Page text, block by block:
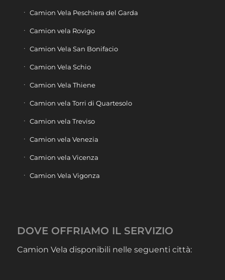
Camion Vela Peschiera del Garda
Camion vela Rovigo
Camion Vela San Bonifacio
Camion Vela Schio
Camion Vela Thiene
Camion vela Torri di Quartesolo
Camion vela Treviso
Camion vela Venezia
Camion vela Vicenza
Camion Vela Vigonza
DOVE OFFRIAMO IL SERVIZIO
Camion Vela disponibili nelle seguenti città: